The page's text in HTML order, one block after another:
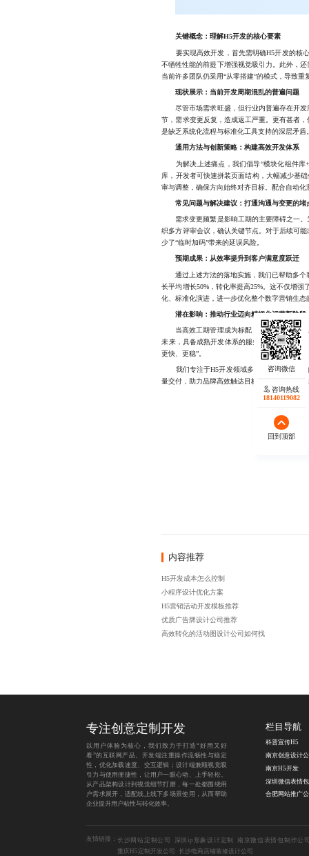
关键概念：理解H5开发的核心要素
要实现高效开发，首先需明确H5开发的核心
不牺牲性能的前提下增强视觉吸引力。此外，
当前许多团队仍采用“从零搭建”的模式，导致
现状展示：当前开发周期混乱的普遍问题
尽管市场需求旺盛，但行业内普遍存在开发
节，需求变更反复，造成返工严重。更有甚者
是缺乏系统化流程与标准化工具支持的深层矛盾
通用方法与创新策略：构建高效开发体系
为解决上述痛点，我们倡导“模块化组件库+
库，开发者可快速拼装页面结构，大幅减少基
审与调整，确保方向始终对齐目标。配合自动
常见问题与解决建议：打通沟通与变更的堵
需求变更频繁是影响工期的主要障碍之一。
织多方评审会议，确认关键节点。对于后续可
少了“临时加码”带来的延误风险。
预期成果：从效率提升到客户满意度跃迁
通过上述方法的落地实施，我们已帮助多个
长平均增长50%，转化率提高25%。这不仅增
化、标准化演进，进一步优化整个数字营销生态
潜在影响：推动行业迈向精细化运营新阶段
当高效工期管理成为标配，企业不再将H5开
未来，具备成熟开发体系的服务商将更具竞争
更快、更稳”。
我们专注于H5开发领域多年，积累了丰富的
量交付，助力品牌高效触达目标用户，微信同号
内容推荐
H5开发成本怎么控制
小程序设计优化方案
H5营销活动开发模板推荐
优质广告牌设计公司推荐
高效转化的活动图设计公司如何找
咨询热线
18140119082
回到顶部
专注创意定制开发
以用户体验为核心，我们致力于打造“好用又好
看”的互联网产品。开发端注重操作流畅性与稳定
性，优化加载速度、交互逻辑；设计端兼顾视觉吸
引力与使用便捷性，让用户一眼心动、上手轻松。
从产品架构设计到视觉细节打磨，每一处都围绕用
户需求展开，适配线上线下多场景使用，从而帮助
企业提升用户粘性与转化效率。
栏目导航
科普宣传H5
南京创意设计
南京H5开发
合肥网站推广
友情链接： 长沙网站定制公司 深圳ip形象设计定制
南京微信表情包制作公
重庆H5定制开发公司
长沙电商店铺装修设计公司